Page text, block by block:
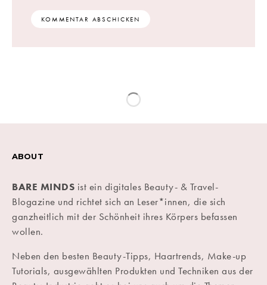
ABOUT
BARE MINDS ist ein digitales Beauty- & Travel-
Blogazine und richtet sich an Leser*innen, die sich
ganzheitlich mit der Schönheit ihres Körpers befassen
wollen.
Neben den besten Beauty-Tipps, Haartrends, Make-up
Tutorials, ausgewählten Produkten und Techniken aus der